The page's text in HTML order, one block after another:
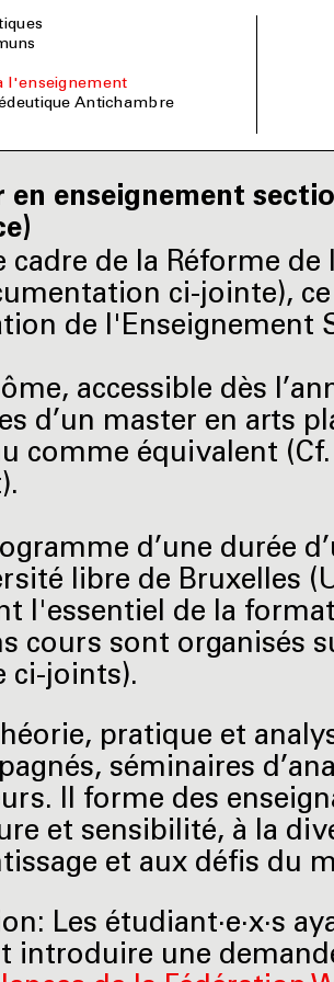
l'enseignement
Antichambre
en enseignement
cadre de la Réforme de
ci-jointe),
de l'Enseignement
accessible dès
d’un master en arts
comme équivalent
d’une durée
libre de Bruxelles
l'essentiel de la
cours sont organisés
ci-joints).
pratique et
séminaires
Il forme des
et sensibilité, à la
et aux défis du
Les étudiant·e·x·s
introduire une